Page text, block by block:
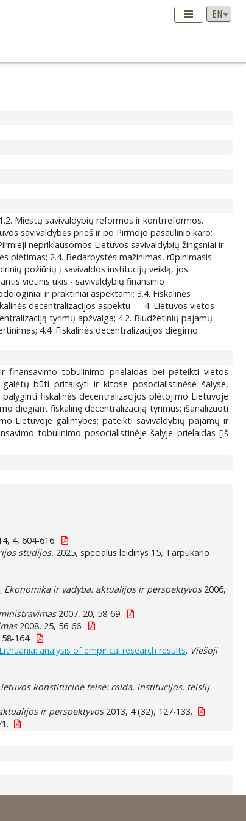
Miestų savivaldybių reformos ir kontrreformos.
savivaldybės prieš ir po Pirmojo pasaulinio karo;
nepriklausomos Lietuvos savivaldybių žingsniai ir
plėtimas; 2.4. Bedarbystės mažinimas, rūpinimasis
požiūrių į savivaldos institucijų veiklą, jos
vietinis ūkis - savivaldybių finansinio
ir praktiniai aspektami; 3.4. Fiskalinės
decentralizacijos aspektu — 4. Lietuvos vietos
tyrimų apžvalga; 4.2. Biudžetinių pajamų
4.4. Fiskalinės decentralizacijos diegimo
finansavimo tobulinimo prielaidas bei pateikti vietos
būti pritaikyti ir kitose posocialistinėse šalyse,
fiskalinės decentralizacijos plėtojimo Lietuvoje
diegiant fiskalinę decentralizaciją tyrimus; išanalizuoti
Lietuvoje galimybes; pateikti savivaldybių pajamų ir
tobulinimo posocialistinėje šalyje prielaidas [Iš
4, 604-616.
studijos. 2025, specialus leidinys 15, Tarpukario
. Ekonomika ir vadyba: aktualijos ir perspektyvos2006,
2007, 20, 58-69.
2008, 25, 56-66.
164.
analysis of empirical research results. Viešoji
konstitucinė teisė: raida, institucijos, teisių
ir perspektyvos2013, 4 (32), 127-133.